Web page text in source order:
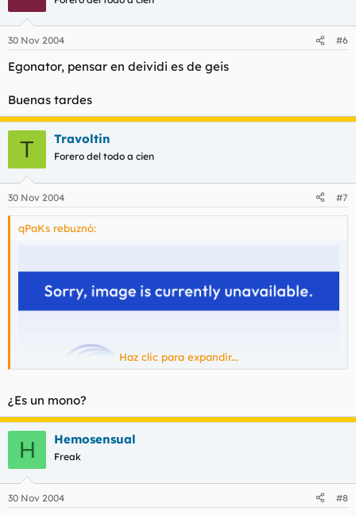
30 Nov 2004 #6
Egonator, pensar en deividi es de geis
Buenas tardes
T Travoltin
Forero del todo a cien
30 Nov 2004 #7
qPaKs rebuznó:
Haz clic para expandir...
¿Es un mono?
H Hemosensual
Freak
30 Nov 2004 #8